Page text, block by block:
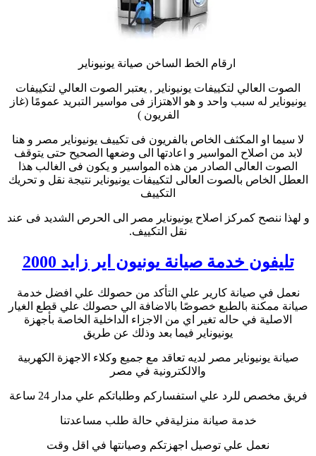
ارقام الخط الساخن صيانة يونيوناير
الصوت العالي لتكييفات يونيوناير , يعتبر الصوت العالي لتكييفات
يونيوناير له سبب واحد و هو الاهتزاز فى مواسير التبريد عمومًا (غاز
الفريون )
لا سيما او المكثف الخاص بالفريون فى تكييف يونيوناير مصر و هنا
لابد من اصلاح المواسير و اعادتها الى وضعها الصحيح حتى يتوقف
الصوت العالى الصادر من هذه المواسير و يكون فى الغالب هذا
العطل الخاص بالصوت العالى لتكييفات يونيوناير نتيجة نقل و تحريك
التكييف
و لهذا ننصح كمركز اصلاح يونيوناير مصر الى الحرص الشديد فى عند
نقل التكييف.
تليفون خدمة صيانة يونيون اير زايد 2000
نعمل في صيانة كارير علي التأكد من حصولك علي افضل خدمة
صيانة ممكنة بالطبع خصوصًا بالاضافة الي حصولك علي قطع الغيار
الاصلية في حاله تغير اي من الاجزاء الداخلية الخاصة بأجهزة
يونيوناير فيما بعد وذلك عن طريق
صيانة يونيوناير مصر لديه تعاقد مع جميع وكلاء الاجهزة الكهربية
والالكترونية في مصر
فريق مخصص للرد علي استفساركم وطلباتكم علي مدار 24 ساعة
خدمة صيانة منزليةفي حالة طلب مساعدتنا
نعمل علي توصيل اجهزتكم وصيانتها في اقل وقت